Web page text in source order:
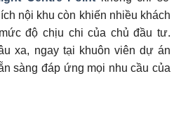
nội khu còn khiến nhiều khách
độ chịu chi của chủ đầu tư.
xa, ngay tại khuôn viên dự án
sàng đáp ứng mọi nhu cầu của